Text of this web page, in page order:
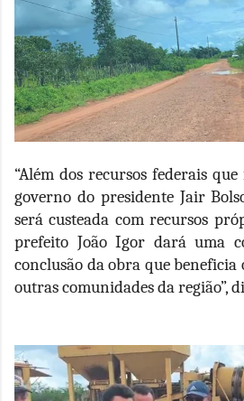
“Além dos recursos federais
governo do presidente Jair
será custeada com recursos
prefeito João Igor dará uma
conclusão da obra que beneficia
outras comunidades da região”,